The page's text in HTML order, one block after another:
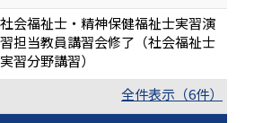
社会福祉士・精神保健福祉士実習演
習担当教員講習会修了（社会福祉士
実習分野講習）
全件表示（6件）